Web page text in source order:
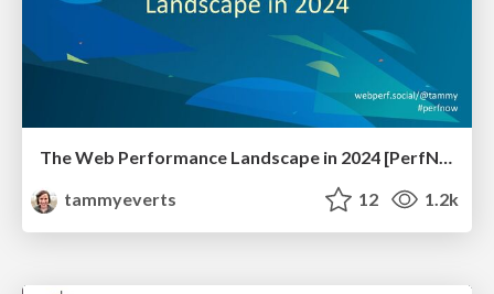
tammyeverts
12 1.2k